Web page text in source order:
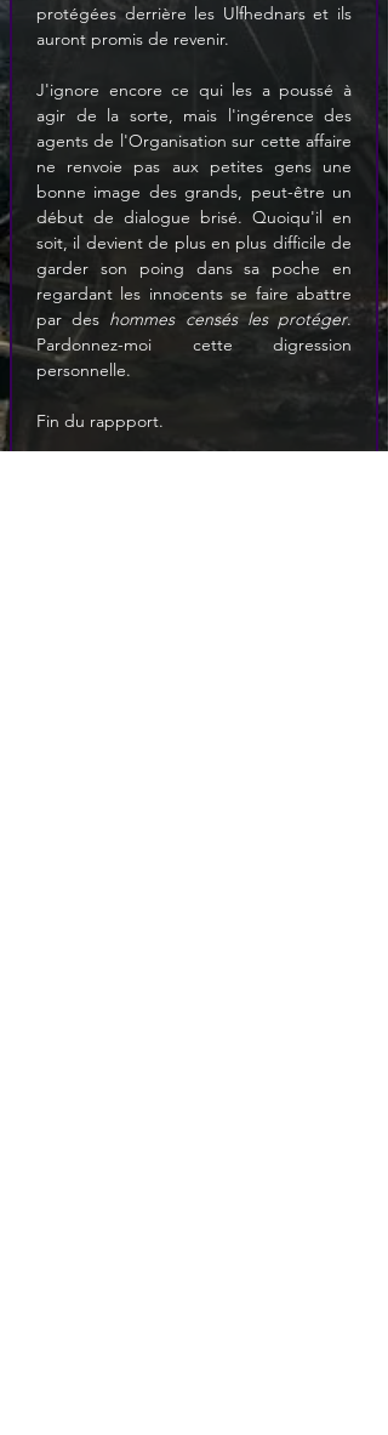
protégées derrière les Ulfhednars et ils
auront promis de revenir.
J'ignore encore ce qui les a poussé à
agir de la sorte, mais l'ingérence des
agents de l'Organisation sur cette affaire
ne renvoie pas aux petites gens une
bonne image des grands, peut-être un
début de dialogue brisé. Quoiqu'il en
soit, il devient de plus en plus difficile de
garder son poing dans sa poche en
regardant les innocents se faire abattre
par des hommes censés les protéger.
Pardonnez-moi cette digression
personnelle.
Fin du rappport.